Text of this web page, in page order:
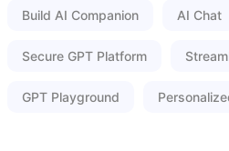
Build AI Companion AI Chat
Secure GPT Platform
GPT Playground